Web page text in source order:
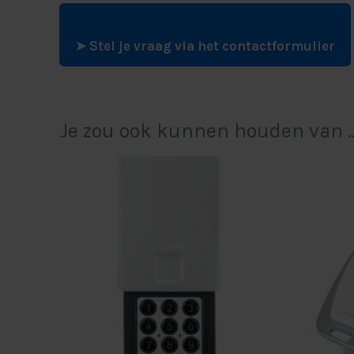
➤ Stel je vraag via het contactformulier
Je zou ook kunnen houden van